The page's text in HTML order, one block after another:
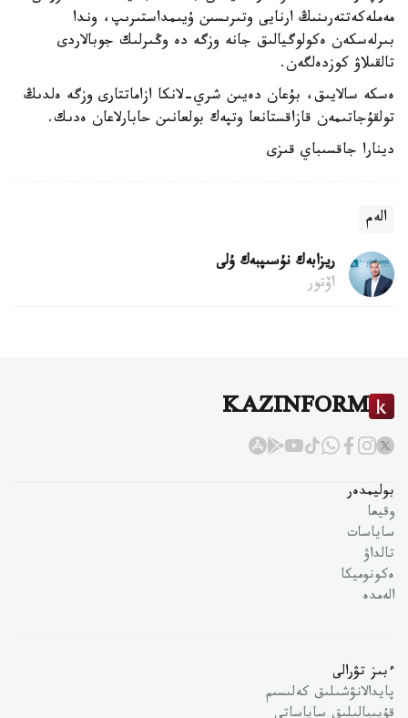
مەملەكەتتەرىنىڭ ارنايى وتىرىسىن ۇيىمداستىرىپ، وندا
بىرلەسكەن ەكولوگيالىق جانە وزگە دە وڭىرلىك جوبالاردى
تالقىلاۋ كوزدەلگەن.
ەسكە سالايىق، بۇعان دەيىن شري-لانكا ازاماتتارى وزگە ەلدىڭ
تولقۇجاتىمەن قازاقستانعا وتپەك بولعانىن حابارلاعان ەدىك.
دينارا جاقسىباي قىزى
الەم
ريزابەك نۇسىپبەك ۇلى
اۆتور
KAZINFORM
بوليمدەر
وقيعا
ساياسات
تالداۋ
ەكونوميكا
الەمدە
ءبىز تۋرالى
پايدالانۋشىلىق كەلىسىم